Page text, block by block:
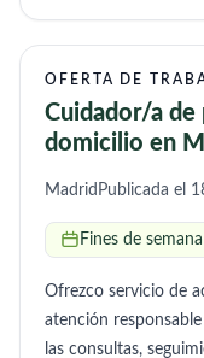
OFERTA DE
Cuidador/a de
domicilio en
Madrid Publicada el
Fines de semana
Ofrezco servicio de
atención
las consultas,